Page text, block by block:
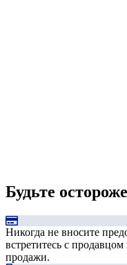
Будьте
Никогда не вносите
встретитесь с
продажи.